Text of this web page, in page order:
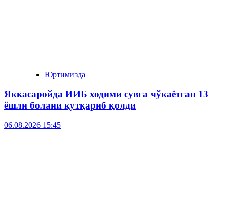
Юртимизда
Яккасаройда ИИБ ходими сувга чўкаётган 13
ёшли болани қутқариб қолди
06.08.2026 15:45